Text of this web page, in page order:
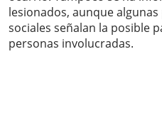
lesionados, aunque
sociales señalan la posible
personas involucradas.